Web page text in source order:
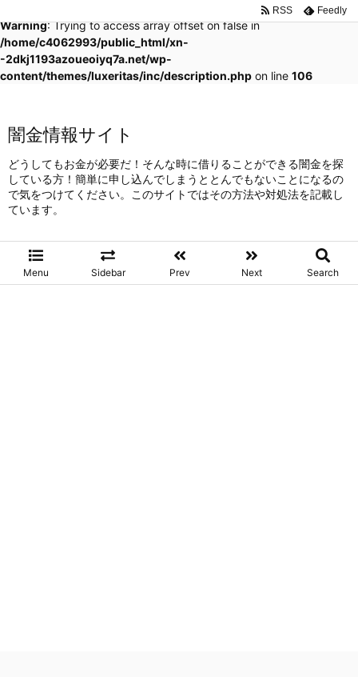
Warning: Trying to access array offset on false in
/home/c4062993/public_html/xn-
-2dkj1193azoueoiyq7a.net/wp-
content/themes/luxeritas/inc/description.php on line 106
闇金情報サイト
どうしてもお金が必要だ！そんな時に借りることができる闇金を探
している方！簡単に申し込んでしまうととんでもないことになるの
で気をつけてください。このサイトではその方法や対処法を記載し
ています。
Menu Sidebar Prev Next Search
RSS Feedly